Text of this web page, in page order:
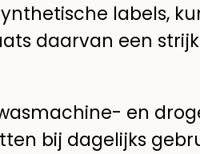
labels,
daarvan een
en
bij dagelijks